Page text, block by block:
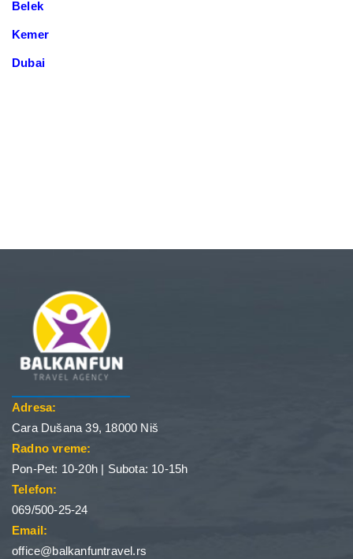
Belek
Kemer
Dubai
Adresa:
Cara Dušana 39, 18000 Niš
Radno vreme:
Pon-Pet: 10-20h | Subota: 10-15h
Telefon:
069/500-25-24
Email:
office@balkanfuntravel.rs